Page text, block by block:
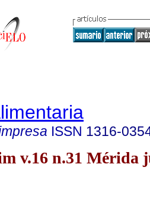
ISSN 1316-
v.16 n.31 Mérida